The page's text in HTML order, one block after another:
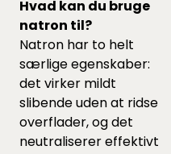
Hvad kan du bruge
natron til?
Natron har to helt
særlige egenskaber:
det virker mildt
slibende uden at ridse
overflader, og det
neutraliserer effektivt